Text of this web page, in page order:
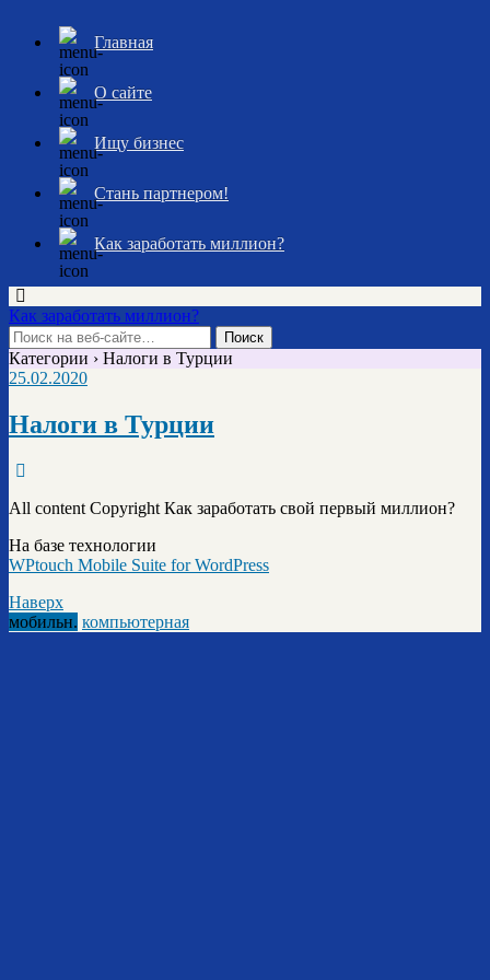
Главная
О сайте
Ищу бизнес
Стань партнером!
Как заработать миллион?
Как заработать миллион?
Категории › Налоги в Турции
25.02.2020
Налоги в Турции
All content Copyright Как заработать свой первый миллион?
На базе технологии
WPtouch Mobile Suite for WordPress
Наверх
мобильн. компьютерная